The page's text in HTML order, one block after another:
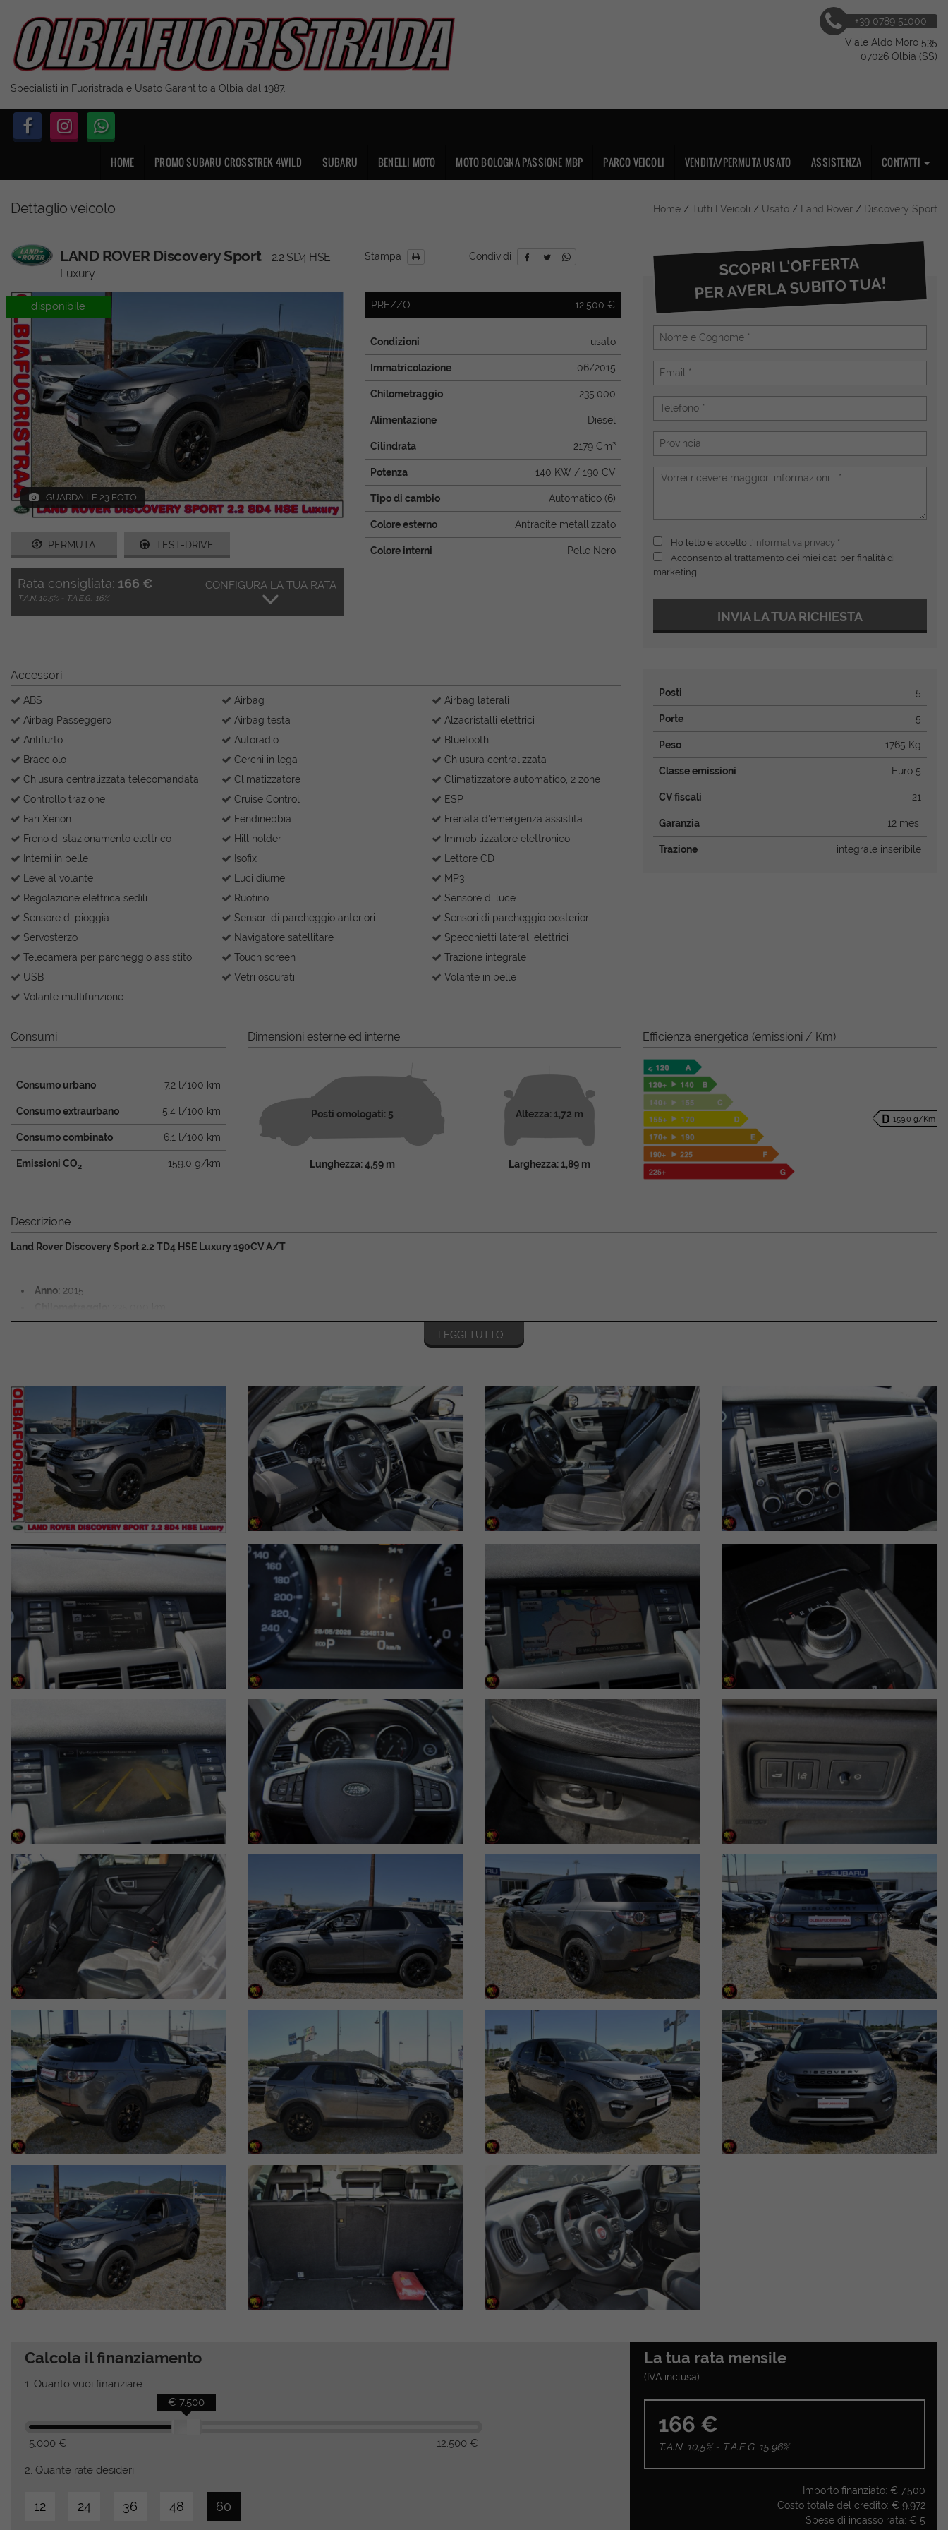
Specialisti in Fuoristrada e Usato Garantito a Olbia dal 1987.
+39 0789 51000
Viale Aldo Moro 535
07026 Olbia (SS)
HOME PROMO SUBARU CROSSTREK 4WILD SUBARU BENELLI MOTO MOTO BOLOGNA PASSIONE MBP PARCO VEICOLI VENDITA/PERMUTA USATO ASSISTENZA CONTATTI
Dettaglio veicolo Home / Tutti I Veicoli / Usato / Land Rover / Discovery Sport
LAND ROVER Discovery Sport
2.2 SD4 HSE
Luxury
Stampa Condividi
disponibile
GUARDA LE 23 FOTO
PERMUTA TEST-DRIVE
Rata consigliata: 166 €
T.A.N. 10,5% - T.A.E.G. 16%
CONFIGURA LA TUA RATA
PREZZO 12.500 €
Condizioni usato
Immatricolazione 06/2015
Chilometraggio 235.000
Alimentazione Diesel
Cilindrata 2179 Cm³
Potenza 140 KW / 190 CV
Tipo di cambio Automatico (6)
Colore esterno Antracite metallizzato
Colore interni Pelle Nero
SCOPRI L'OFFERTA
PER AVERLA SUBITO TUA!
Ho letto e accetto l'informativa privacy *
Acconsento al trattamento dei miei dati per finalità di
marketing
INVIA LA TUA RICHIESTA
Accessori
ABS
Airbag Passeggero
Antifurto
Bracciolo
Chiusura centralizzata telecomandata
Controllo trazione
Fari Xenon
Freno di stazionamento elettrico
Interni in pelle
Leve al volante
Regolazione elettrica sedili
Sensore di pioggia
Servosterzo
Telecamera per parcheggio assistito
USB
Volante multifunzione
Airbag
Airbag testa
Autoradio
Cerchi in lega
Climatizzatore
Cruise Control
Fendinebbia
Hill holder
Isofix
Luci diurne
Ruotino
Sensori di parcheggio anteriori
Navigatore satellitare
Touch screen
Vetri oscurati
Airbag laterali
Alzacristalli elettrici
Bluetooth
Chiusura centralizzata
Climatizzatore automatico, 2 zone
ESP
Frenata d'emergenza assistita
Immobilizzatore elettronico
Lettore CD
MP3
Sensore di luce
Sensori di parcheggio posteriori
Specchietti laterali elettrici
Trazione integrale
Volante in pelle
Posti 5
Porte 5
Peso 1765 Kg
Classe emissioni Euro 5
CV fiscali 21
Garanzia 12 mesi
Trazione integrale inseribile
Consumi
Consumo urbano 7.2 l/100 km
Consumo extraurbano 5.4 l/100 km
Consumo combinato 6.1 l/100 km
Emissioni CO2 159.0 g/km
Dimensioni esterne ed interne
Posti omologati: 5
Lunghezza: 4,59 m
Altezza: 1,72 m
Larghezza: 1,89 m
Efficienza energetica (emissioni / Km)
159.0 g/Km
Descrizione
Land Rover Discovery Sport 2.2 TD4 HSE Luxury 190CV A/T
Anno: 2015
Colore:Grigio Scuro Metallizzato (elegante e facile da gestire)
Allestimento HSE Luxury (Il top di gamma):Questo modello non scende a compromessi sul comfort. Tra i principali optional inclusi troviamo:
Sistema dinavigazione satellitare integrato
Fari Xenon/LEDper una visibilità perfetta in ogni condizione
Sensori di parcheggio anteriori e posteriori con
telecamera di retromarcia
Cerchi in lega dedicati e finiture esterne cromate
Sistema di trazione Terrain Response per dominare qualsiasi tipo di fondo stradale (fango, neve, sabbia)
Vettura ideale per famiglie, amanti dei viaggi e dell'outdoor che non vogliono rinunciare allo stile e al prestigio di una vera Land Rover. Rapporto qualità/prezzo imbattibile per la categoria.
Contattaci subito per maggiori informazioni, per richiedere il set fotografico completo o per fissare un appuntamento e un test drive!
Per i dettagli di questa offerta contattare un nostro consulente vendita.
Oltre 30 anni di esperienza nei 4x4
Olbiafuoristrada Srl - Costa Smeralda
Via Cracovia n°2 - OLBIA - OT
Tel. 0789 - 51000 //
+39 349 251 3229
+39 331 331 2306
Assistenza0789 - 57046
E-mail
olbia.fuoristrada@gmail.com
LEGGI TUTTO...
Calcola il finanziamento
1. Quanto vuoi finanziare
5.000 € 12.500 €
€ 7.500
2. Quante rate desideri
12 24 36 48 60
La tua rata mensile
(IVA inclusa)
166 €
T.A.N. 10,5% - T.A.E.G. 15,96%
Importo finanziato: € 7.500
Costo totale del credito: € 9.972
Spese di incasso rata: € 5